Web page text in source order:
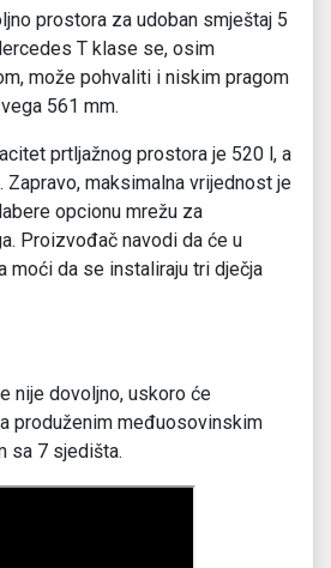
prostora za udoban smještaj 5
T klase se, osim
može pohvaliti i niskim pragom
561 mm.
prtljažnog prostora je 520 l, a
maksimalna vrijednost je
opcionu mrežu za
Proizvođač navodi da će u
moći da se instaliraju tri dječja
nije dovoljno, uskoro će
produženim međuosovinskim
sa 7 sjedišta.